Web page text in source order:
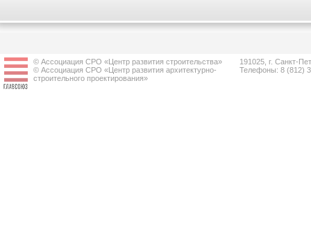
© Ассоциация СРО «Центр развития строительства»
© Ассоциация СРО «Центр развития архитектурно-
строительного проектирования»
191025, г. Санкт-
Телефоны: 8 (812)